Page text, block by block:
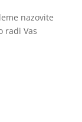
nazovite
radi Vas